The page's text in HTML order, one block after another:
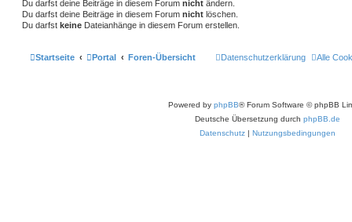
Du darfst deine Beiträge in diesem Forum nicht ändern.
Du darfst deine Beiträge in diesem Forum nicht löschen.
Du darfst keine Dateianhänge in diesem Forum erstellen.
Startseite Portal Foren-Übersicht Alle
Datenschutzerklärung
Powered by phpBB® Forum Software © phpBB
Deutsche Übersetzung durch phpBB.de
Datenschutz | Nutzungsbedingungen